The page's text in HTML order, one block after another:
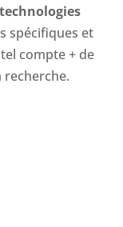
technologies
spécifiques et
compte + de
recherche.